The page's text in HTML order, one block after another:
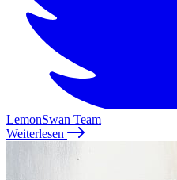
LemonSwan Team
Weiterlesen